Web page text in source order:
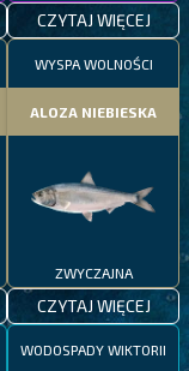
CZYTAJ WIĘCEJ
WYSPA WOLNOŚCI
ALOZA NIEBIESKA
ZWYCZAJNA
CZYTAJ WIĘCEJ
WODOSPADY WIKTORII